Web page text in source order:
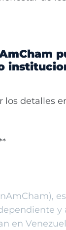
detalles
en